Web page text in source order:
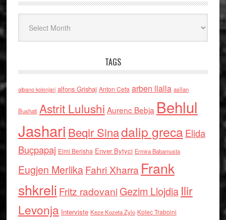
TAGS
albano kolonjari alfons Grishaj Anton Cefa arben llalla asllan
Bushati Astrit Lulushi Aurenc Bebja Behlul
Jashari Beqir Sinadalip grecaElida
Buçpapaj Elmi Berisha Enver Bytyci Ermira Babamusta
Eugjen MerlikaFahri Xharra Frank
shkreli Fritz radovaniGezim Llojdia Ilir
Levonja Interviste Keze Kozeta Zylo Kolec Traboini